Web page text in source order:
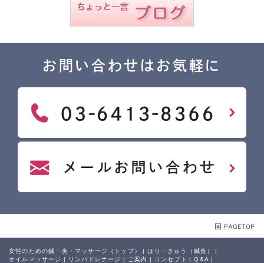
お問い合わせはお気軽に
女性のための鍼・灸・マッサージ（トップ） はり・きゅう（鍼灸）
オイルマッサージ
リンパドレナージ ご案内 コンセプト Q&A